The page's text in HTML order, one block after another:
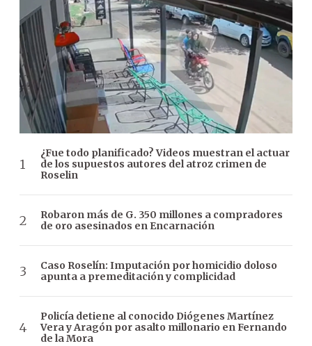
¿Fue todo planificado? Videos muestran el actuar
de los supuestos autores del atroz crimen de
Roselin
Robaron más de G. 350 millones a compradores
de oro asesinados en Encarnación
Caso Roselín: Imputación por homicidio doloso
apunta a premeditación y complicidad
Policía detiene al conocido Diógenes Martínez
Vera y Aragón por asalto millonario en Fernando
de la Mora